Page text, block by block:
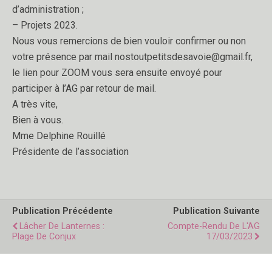
d’administration ;
– Projets 2023.
Nous vous remercions de bien vouloir confirmer ou non
votre présence par mail nostoutpetitsdesavoie@gmail.fr,
le lien pour ZOOM vous sera ensuite envoyé pour
participer à l’AG par retour de mail.
A très vite,
Bien à vous.
Mme Delphine Rouillé
Présidente de l’association
Publication Précédente
Lâcher De Lanternes :
Plage De Conjux
Publication Suivante
Compte-Rendu De L'AG
17/03/2023